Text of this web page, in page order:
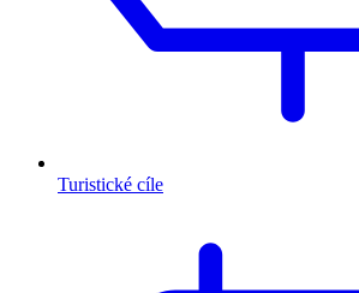
Turistické cíle